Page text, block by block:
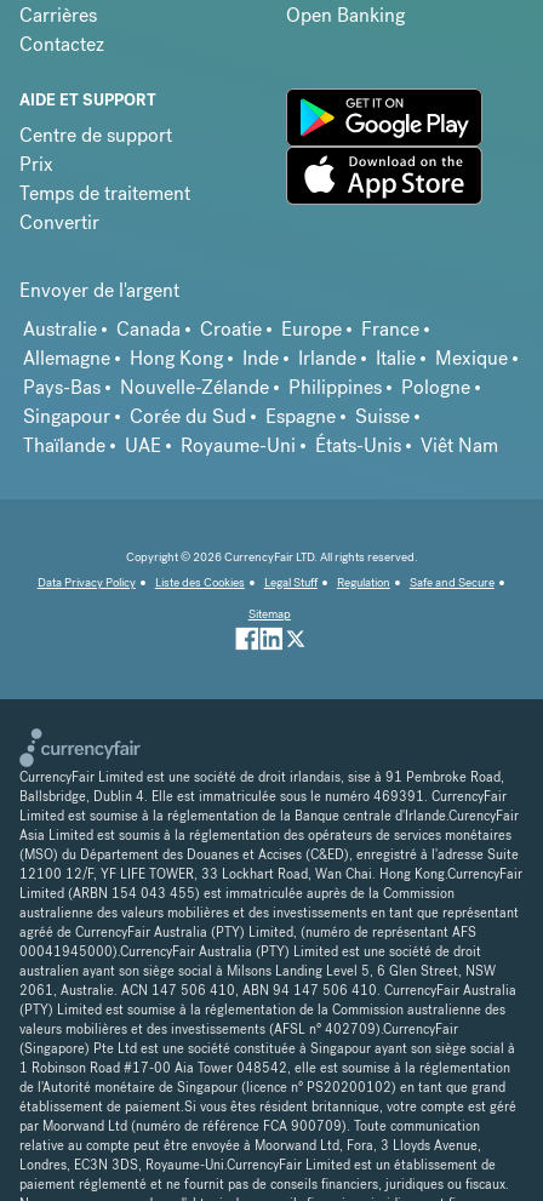
Carrières
Contactez
Open Banking
AIDE ET SUPPORT
Centre de support
Prix
Temps de traitement
Convertir
Envoyer de l'argent
Australie
Canada Croatie Europe
France
Allemagne
Hong Kong Inde Irlande Italie
Mexique
Pays-Bas
Nouvelle-Zélande Philippines
Pologne
Singapour
Corée du Sud Espagne
Suisse
Thaïlande
UAE Royaume-Uni États-Unis Viêt Nam
Copyright © 2026 CurrencyFair LTD. All rights reserved.
Data Privacy Policy
Liste des Cookies Legal Stuff Regulation
Safe and Secure
Sitemap
CurrencyFair Limited est une société de droit irlandais, sise à 91 Pembroke Road,
Ballsbridge, Dublin 4. Elle est immatriculée sous le numéro 469391. CurrencyFair
Limited est soumise à la réglementation de la Banque centrale d'Irlande.CurencyFair
Asia Limited est soumis à la réglementation des opérateurs de services monétaires
(MSO) du Département des Douanes et Accises (C&ED), enregistré à l'adresse Suite
12100 12/F, YF LIFE TOWER, 33 Lockhart Road, Wan Chai. Hong Kong.CurrencyFair
Limited (ARBN 154 043 455) est immatriculée auprès de la Commission
australienne des valeurs mobilières et des investissements en tant que représentant
agréé de CurrencyFair Australia (PTY) Limited, (numéro de représentant AFS
00041945000).CurrencyFair Australia (PTY) Limited est une société de droit
australien ayant son siège social à Milsons Landing Level 5, 6 Glen Street, NSW
2061, Australie. ACN 147 506 410, ABN 94 147 506 410. CurrencyFair Australia
(PTY) Limited est soumise à la réglementation de la Commission australienne des
valeurs mobilières et des investissements (AFSL n° 402709).CurrencyFair
(Singapore) Pte Ltd est une société constituée à Singapour ayant son siège social à
1 Robinson Road #17-00 Aia Tower 048542, elle est soumise à la réglementation
de l'Autorité monétaire de Singapour (licence n° PS20200102) en tant que grand
établissement de paiement.Si vous êtes résident britannique, votre compte est géré
par Moorwand Ltd (numéro de référence FCA 900709). Toute communication
relative au compte peut être envoyée à Moorwand Ltd, Fora, 3 Lloyds Avenue,
Londres, EC3N 3DS, Royaume-Uni.CurrencyFair Limited est un établissement de
paiement réglementé et ne fournit pas de conseils financiers, juridiques ou fiscaux.